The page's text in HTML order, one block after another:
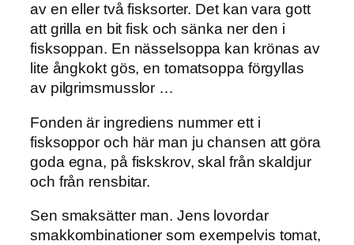
av en eller två fisksorter. Det kan vara gott
att grilla en bit fisk och sänka ner den i
fisksoppan. En nässelsoppa kan krönas av
lite ångkokt gös, en tomatsoppa förgyllas
av pilgrimsmusslor …
Fonden är ingrediens nummer ett i
fisksoppor och här man ju chansen att göra
goda egna, på fiskskrov, skal från skaldjur
och från rensbitar.
Sen smaksätter man. Jens lovordar
smakkombinationer som exempelvis tomat,